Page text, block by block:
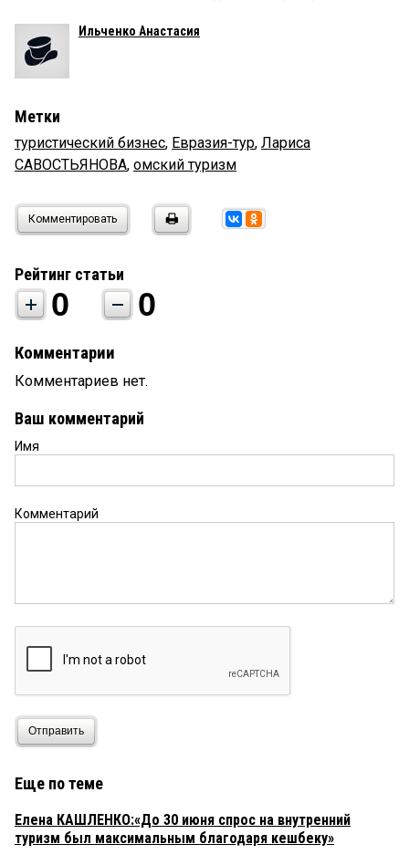
Ильченко Анастасия
Метки
туристический бизнес, Евразия-тур, Лариса
САВОСТЬЯНОВА, омский туризм
Комментировать
Рейтинг статьи
0 0
Комментарии
Комментариев нет.
Ваш комментарий
Имя
Комментарий
Отправить
Еще по теме
Елена КАШЛЕНКО:«До 30 июня спрос на внутренний
туризм был максимальным благодаря кешбеку»